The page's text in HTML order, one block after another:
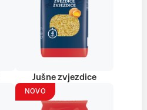
Jušne zvjezdice
NOVO